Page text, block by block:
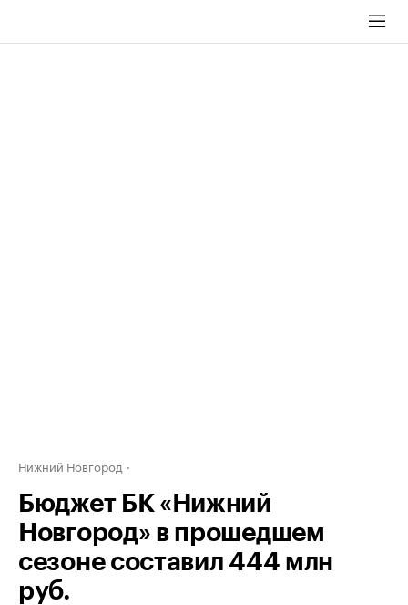
Нижний Новгород
Бюджет БК «Нижний
Новгород» в прошедшем
сезоне составил 444 млн
руб.